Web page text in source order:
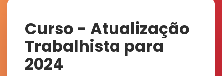
Curso - Atualização
Trabalhista para
2024